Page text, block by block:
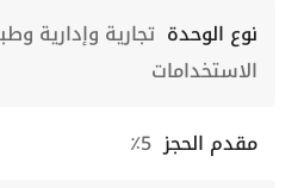
نوع الوحدة تجارية وإدارية
الاستخدامات
مقدم الحجز 5٪